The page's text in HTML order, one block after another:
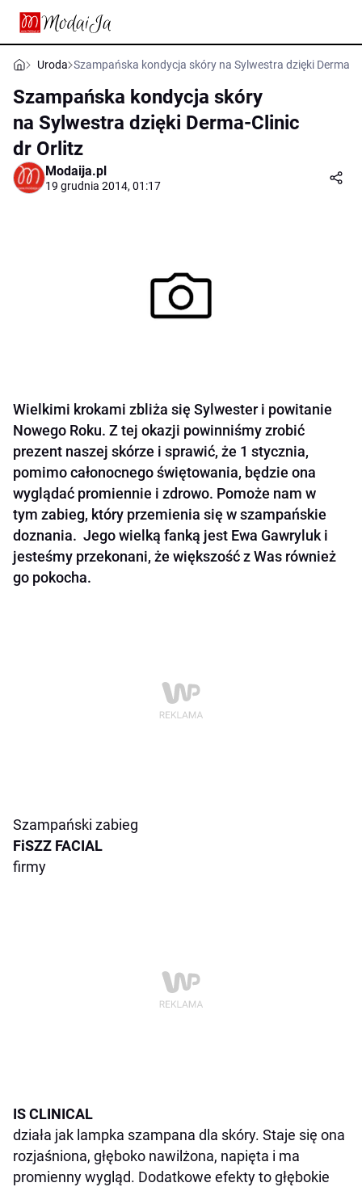
Uroda Szampańska kondycja skóry na Sylwestra dzięki Derma-
Szampańska kondycja skóry
na Sylwestra dzięki Derma-Clinic
dr Orlitz
Modaija.pl
19 grudnia 2014, 01:17
Wielkimi krokami zbliża się Sylwester i powitanie
Nowego Roku. Z tej okazji powinniśmy zrobić
prezent naszej skórze i sprawić, że 1 stycznia,
pomimo całonocnego świętowania, będzie ona
wyglądać promiennie i zdrowo. Pomoże nam w
tym zabieg, który przemienia się w szampańskie
doznania. Jego wielką fanką jest Ewa Gawryluk i
jesteśmy przekonani, że większość z Was również
go pokocha.
Szampański zabieg
FiSZZ FACIAL
firmy
IS CLINICAL
działa jak lampka szampana dla skóry. Staje się ona
rozjaśniona, głęboko nawilżona, napięta i ma
promienny wygląd. Dodatkowe efekty to głębokie